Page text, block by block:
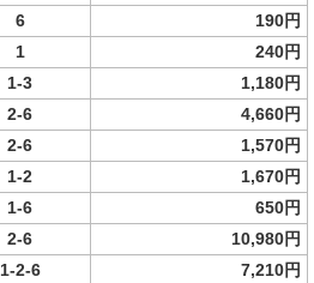
6
190円
1
240円
1-3
1,180円
2-6 4,660円
2-6
1,570円
1-2
1,670円
1-6
650円
2-6
10,980円
1-2-6
7,210円